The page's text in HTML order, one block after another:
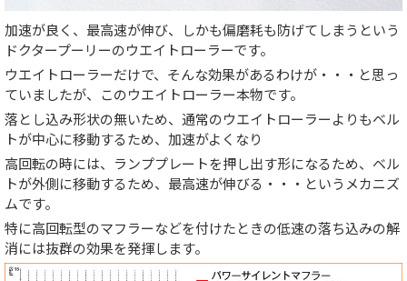
加速が良く、最高速が伸び、しかも偏磨耗も防げてしまうという
ドクタープーリーのウエイトローラーです。
ウエイトローラーだけで、そんな効果があるわけが・・・と思っ
ていましたが、このウエイトローラー本物です。
落とし込み形状の無いため、通常のウエイトローラーよりもベル
トが中心に移動するため、加速がよくなり
高回転の時には、ランププレートを押し出す形になるため、ベル
トが外側に移動するため、最高速が伸びる・・・というメカニズ
ムです。
特に高回転型のマフラーなどを付けたときの低速の落ち込みの解
消には抜群の効果を発揮します。